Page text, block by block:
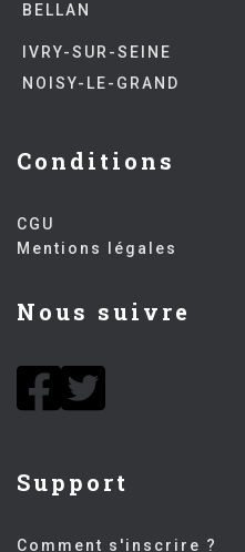
BELLAN
IVRY-SUR-SEINE
NOISY-LE-GRAND
Conditions
CGU
Mentions légales
Nous suivre
Support
Comment s'inscrire ?